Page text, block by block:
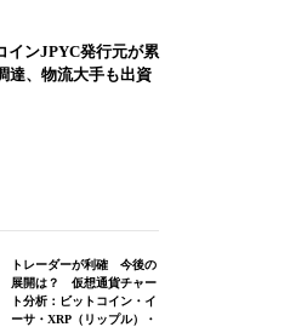
インJPYC発行元が累
達、物流大手も出資
トレーダーが利確 今後の
展開は？ 仮想通貨チャー
ト分析：ビットコイン・イ
ーサ・XRP（リップル）・